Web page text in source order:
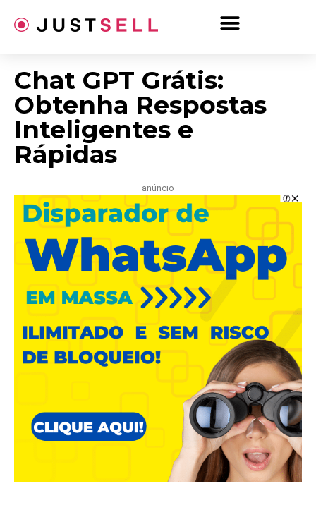
para
Chat GPT Grátis:
Obtenha Respostas
Inteligentes e
Rápidas
– anúncio –